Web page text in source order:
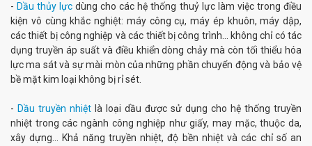
- Dầu thủy lực dùng cho các hệ thống thuỷ lực làm việc trong điều
kiện vô cùng khắc nghiệt: máy công cụ, máy ép khuôn, máy dập,
các thiết bị công nghiệp và các thiết bị công trình... không chỉ có tác
dụng truyền áp suất và điều khiển dòng chảy mà còn tối thiểu hóa
lực ma sát và sự mài mòn của những phần chuyển động và bảo vệ
bề mặt kim loại không bị rỉ sét.
- Dầu truyền nhiệt là loại dầu được sử dụng cho hệ thống truyền
nhiệt trong các ngành công nghiệp như giấy, may mặc, thuộc da,
xây dựng… Khả năng truyền nhiệt, độ bền nhiệt và các chỉ số an